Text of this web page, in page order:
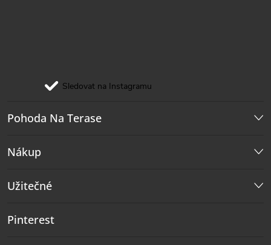
Sledovat na Instagramu
Pohoda Na Terase
Nákup
Užitečné
Pinterest